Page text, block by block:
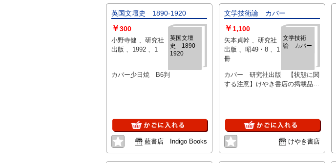
英国文壇史 1890-1920
英国文壇
史 1890-
1920
￥300
小野寺健 、研究社
出版 、1992 、1
カバー少日焼 B6判
藍書店 Indigo Books
文学技術論 カバー
文学技術
論 カバー
￥ 1,100
矢本貞幹 、研究社
出版 、昭49・8 、1
冊
カバー 研究社出版 【状態に関
する注意】けやき書店の掲載品は
態」表記が必須となりましたが、
当店の扱う商品の特質上、状態の
簡易な区分けは適切ではない（不
可能な）為、状態欄の「中古品
けやき書店